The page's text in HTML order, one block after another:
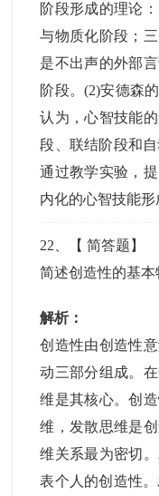
阶段形成的理论
与物质化阶段；
是不出声的外部
阶段。(2)安德森
认为，心智技能
段、联结阶段和
通过教学实验，
内化的心智技能形
22 、【简答题 】
简述创造性的基本
解析：
创造性由创造性
动三部分组成。
维是其核心。创
维，发散思维是
维关系最为密切
表个人的创造性